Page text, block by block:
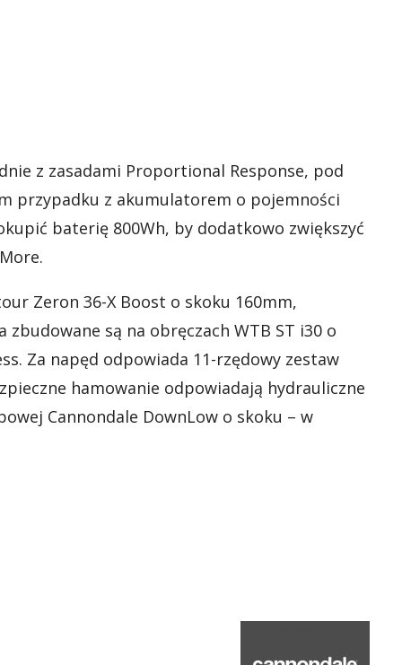
z zasadami Proportional Response, pod
przypadku z akumulatorem o pojemności
baterię 800Wh, by dodatkowo zwiększyć
Zeron 36-X Boost o skoku 160mm,
są na obręczach WTB ST i30 o
Za napęd odpowiada 11-rzędowy zestaw
hamowanie odpowiadają hydrauliczne
Cannondale DownLow o skoku – w